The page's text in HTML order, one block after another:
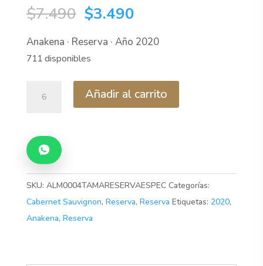
$7.490 El
original
era:
$7.490.
$3.490El
actual
$3.490.
Anakena · Reserva · Año 2020
711 disponibles
Cabernet
Sauvignon
2020
cantidad
Añadir al carrito
SKU: ALM0004TAMARESERVAESPEC Categorías:
Cabernet Sauvignon, Reserva, Reserva Etiquetas: 2020,
Anakena, Reserva